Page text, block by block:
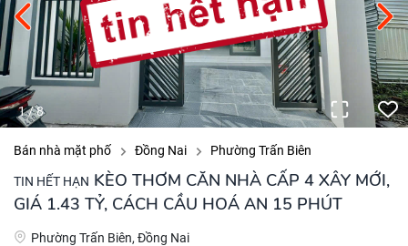
1/8
Bán nhà mặt phố Đồng Nai Phường Trấn Biên
TIN HẾT HẠN KÈO THƠM CĂN NHÀ CẤP 4 XÂY MỚI,
GIÁ 1.43 TỶ, CÁCH CẦU HOÁ AN 15 PHÚT
Phường Trấn Biên, Đồng Nai